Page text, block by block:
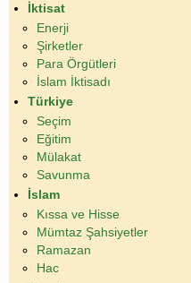
İktisat
Enerji
Şirketler
Para Örgütleri
İslam İktisadı
Türkiye
Seçim
Eğitim
Mülakat
Savunma
İslam
Kıssa ve Hisse
Mümtaz Şahsiyetler
Ramazan
Hac